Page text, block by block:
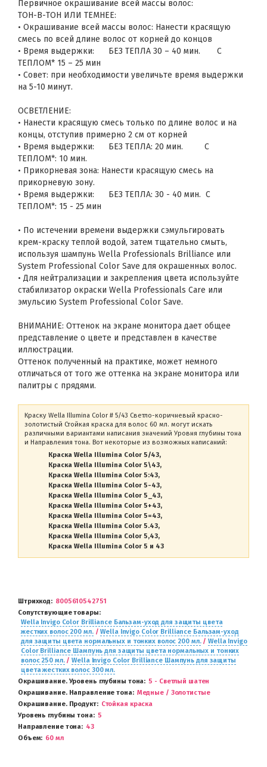
Первичное окрашивание всей массы волос:
ТОН-В-ТОН ИЛИ ТЕМНЕЕ:
• Окрашивание всей массы волос: Нанести красящую
смесь по всей длине волос от корней до концов
• Время выдержки: БЕЗ ТЕПЛА 30 – 40 мин. С
ТЕПЛОМ* 15 – 25 мин
• Совет: при необходимости увеличьте время выдержки
на 5-10 минут.
ОСВЕТЛЕНИЕ:
• Нанести красящую смесь только по длине волос и на
концы, отступив примерно 2 см от корней
• Время выдержки: БЕЗ ТЕПЛА: 20 мин. С
ТЕПЛОМ*: 10 мин.
• Прикорневая зона: Нанести красящую смесь на
прикорневую зону.
• Время выдержки: БЕЗ ТЕПЛА: 30 - 40 мин. С
ТЕПЛОМ*: 15 - 25 мин
• По истечении времени выдержки сэмульгировать
крем-краску теплой водой, затем тщательно смыть,
используя шампунь Wella Professionals Brilliance или
System Professional Color Save для окрашенных волос.
• Для нейтрализации и закрепления цвета используйте
стабилизатор окраски Wella Professionals Care или
эмульсию System Professional Color Save.
ВНИМАНИЕ: Оттенок на экране монитора дает общее
представление о цвете и представлен в качестве
иллюстрации.
Оттенок полученный на практике, может немного
отличаться от того же оттенка на экране монитора или
палитры с прядями.
Краску Wella Illumina Color # 5/43 Светло-коричневый красно-
золотистый Стойкая краска для волос 60 мл. могут искать
различными вариантами написания значений Уровня глубины тона
и Направления тона. Вот некоторые из возможных написаний:
Краска Wella Illumina Color 5/43
Краска Wella Illumina Color 5\43
Краска Wella Illumina Color 5:43
Краска Wella Illumina Color 5-43
Краска Wella Illumina Color 5_43
Краска Wella Illumina Color 5+43
Краска Wella Illumina Color 5=43
Краска Wella Illumina Color 5.43
Краска Wella Illumina Color 5,43
Краска Wella Illumina Color 5 и 43
Штрихкод
8005610542751
Сопутствующие товары
Wella Invigo Color Brilliance Бальзам-уход для защиты цвета
жестких волос 200 мл./Wella Invigo Color Brilliance Бальзам-уход
для защиты цвета нормальных и тонких волос 200 мл./Wella Invigo
Color Brilliance Шампунь для защиты цвета нормальных и тонких
волос 250 мл./Wella Invigo Color Brilliance Шампунь для защиты
цвета жестких волос 300 мл.
Окрашивание. Уровень глубины тона
5 - Светлый шатен
Окрашивание. Направление тона
Медные / Золотистые
Окрашивание. Продукт
Стойкая краска
Уровень глубины тона
5
Направление тона
43
Объем
60 мл